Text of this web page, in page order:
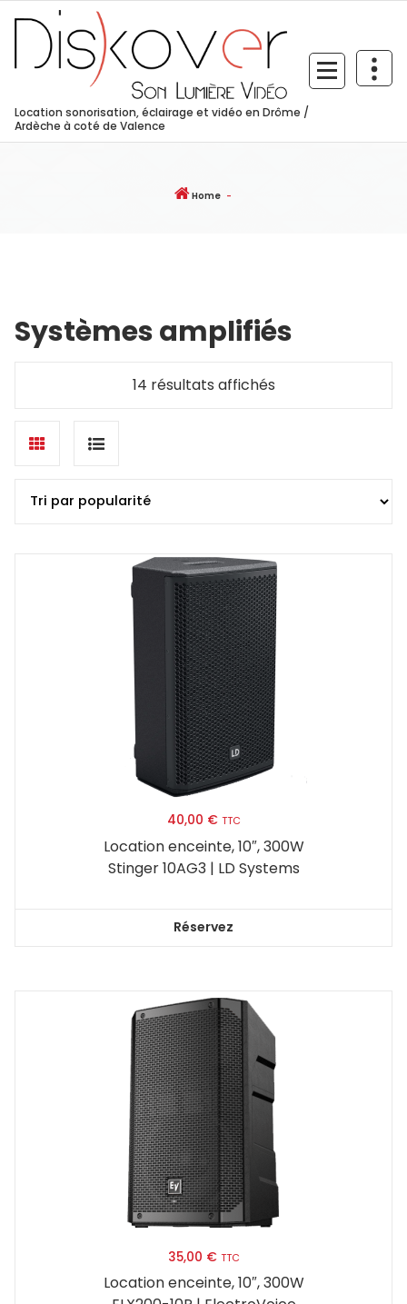
content
Location sonorisation, éclairage et vidéo en Drôme /
Ardèche à coté de Valence
Home -
Systèmes amplifiés
14 résultats affichésTrié
Grid
List
40,00 € TTC
Location enceinte, 10″, 300W
Stinger 10AG3 | LD Systems
Réservez
35,00 € TTC
Location enceinte, 10″, 300W